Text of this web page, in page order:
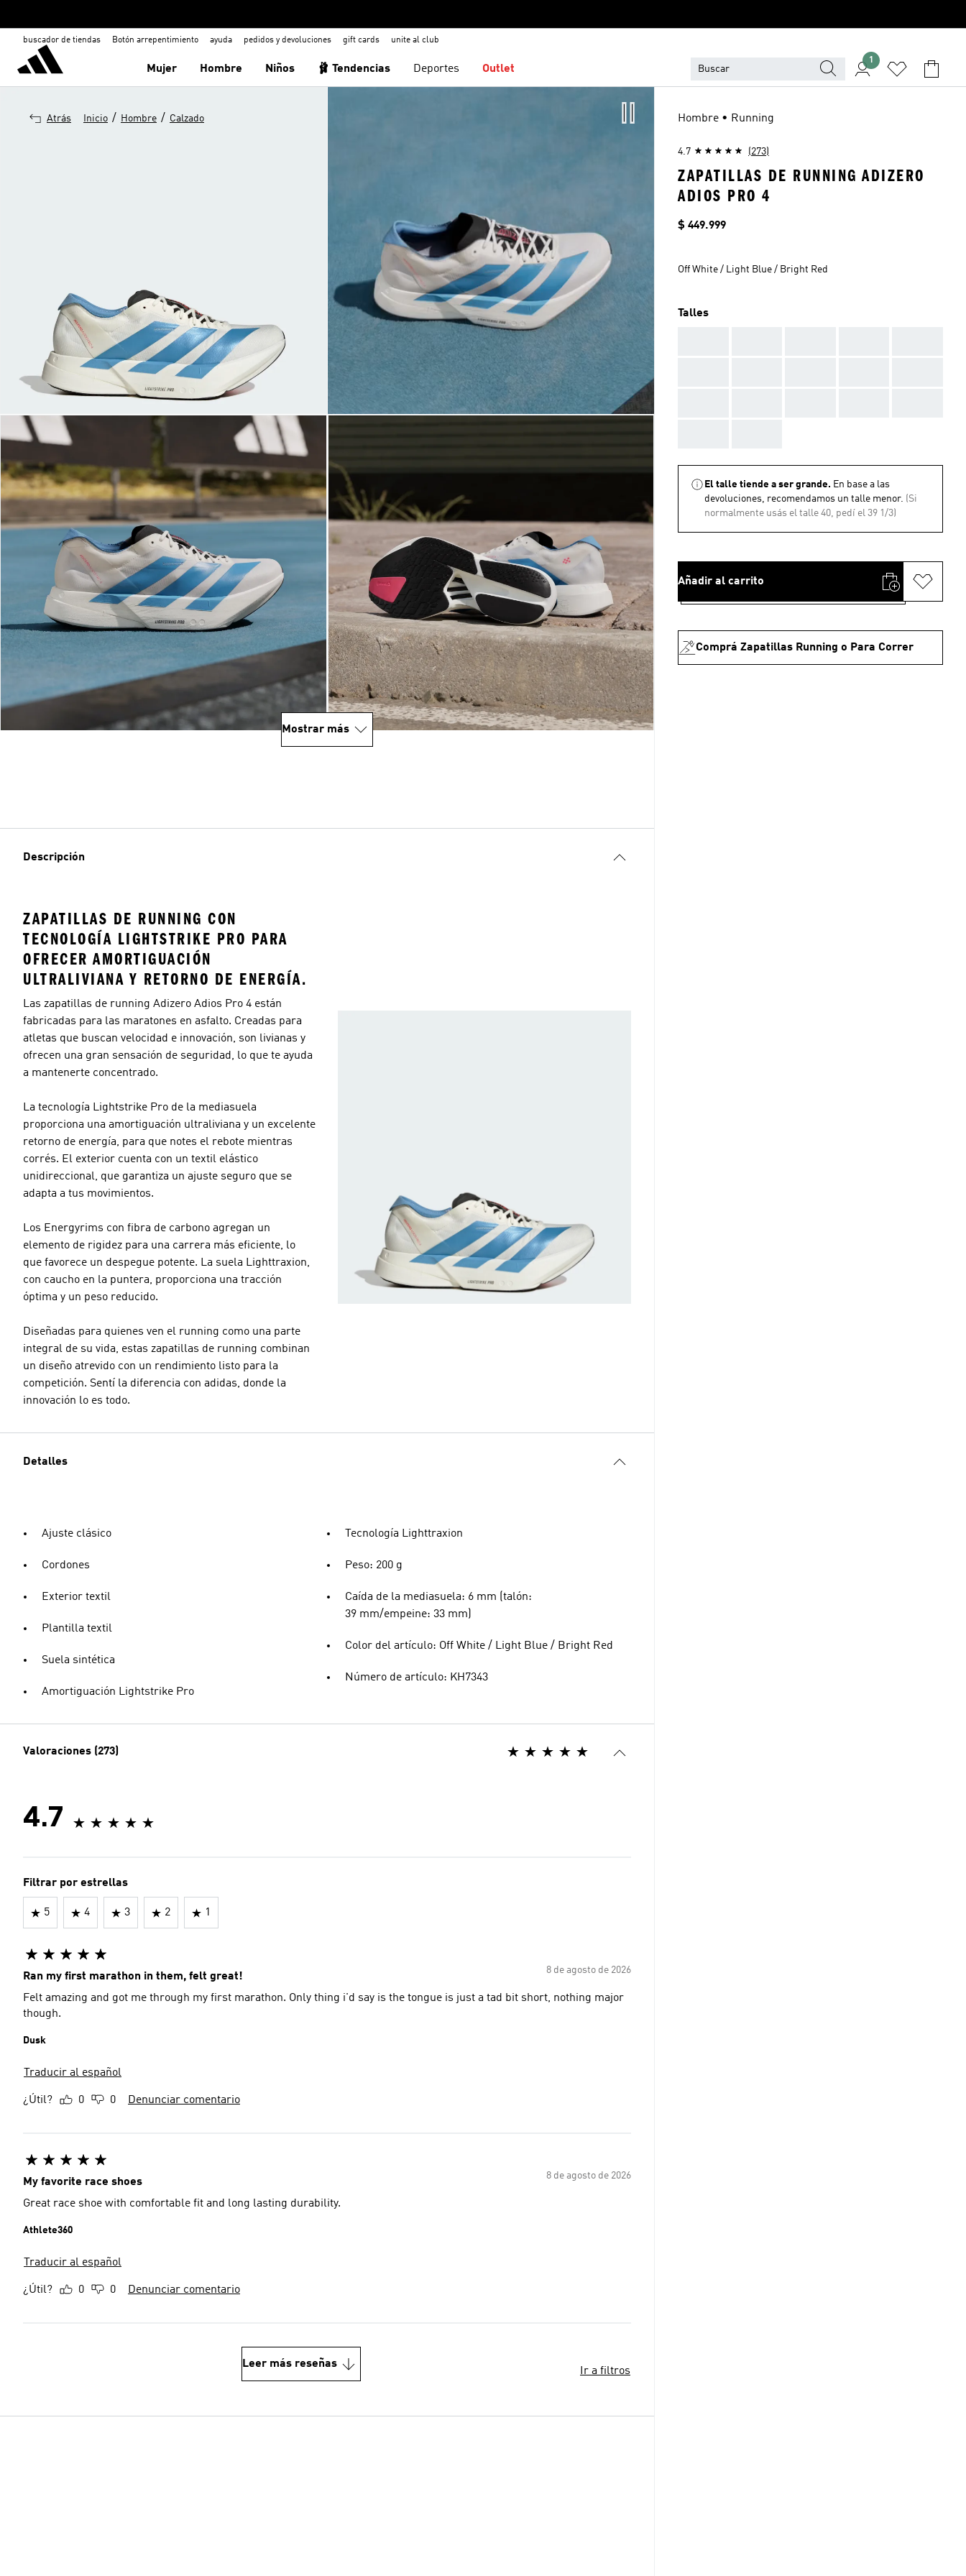
buscador de tiendas Botón arrepentimiento ayuda pedidos y devoluciones gift cards unite al club
Mujer Hombre Niños 🩰 Tendencias Deportes Outlet
1
Atrás Inicio / Hombre / Calzado
Mostrar más
Descripción
ZAPATILLAS DE RUNNING CON
TECNOLOGÍA LIGHTSTRIKE PRO PARA
OFRECER AMORTIGUACIÓN
ULTRALIVIANA Y RETORNO DE ENERGÍA.
Las zapatillas de running Adizero Adios Pro 4 están
fabricadas para las maratones en asfalto. Creadas para
atletas que buscan velocidad e innovación, son livianas y
ofrecen una gran sensación de seguridad, lo que te ayuda
a mantenerte concentrado.
La tecnología Lightstrike Pro de la mediasuela
proporciona una amortiguación ultraliviana y un excelente
retorno de energía, para que notes el rebote mientras
corrés. El exterior cuenta con un textil elástico
unidireccional, que garantiza un ajuste seguro que se
adapta a tus movimientos.
Los Energyrims con fibra de carbono agregan un
elemento de rigidez para una carrera más eficiente, lo
que favorece un despegue potente. La suela Lighttraxion,
con caucho en la puntera, proporciona una tracción
óptima y un peso reducido.
Diseñadas para quienes ven el running como una parte
integral de su vida, estas zapatillas de running combinan
un diseño atrevido con un rendimiento listo para la
competición. Sentí la diferencia con adidas, donde la
innovación lo es todo.
Detalles
Ajuste clásico
Cordones
Exterior textil
Plantilla textil
Suela sintética
Amortiguación Lightstrike Pro
Tecnología Lighttraxion
Peso: 200 g
Caída de la mediasuela: 6 mm (talón:
39 mm/empeine: 33 mm)
Color del artículo: Off White / Light Blue / Bright Red
Número de artículo: KH7343
Valoraciones (273)
4.7
Filtrar por estrellas
5 4 3 2 1
8 de agosto de 2026
Ran my first marathon in them, felt great!
Felt amazing and got me through my first marathon. Only thing i'd say is the tongue is just a tad bit short, nothing major
though.
Dusk
Traducir al español
¿Útil? 0 0 Denunciar comentario
8 de agosto de 2026
My favorite race shoes
Great race shoe with comfortable fit and long lasting durability.
Athlete360
Traducir al español
¿Útil? 0 0 Denunciar comentario
Leer más reseñas
Ir a filtros
Hombre • Running
4.7 (273)
ZAPATILLAS DE RUNNING ADIZERO
ADIOS PRO 4
Precio
$ 449.999
Off White / Light Blue / Bright Red
Talles
El talle tiende a ser grande. En base a las
devoluciones, recomendamos un talle menor. (Si
normalmente usás el talle 40, pedí el 39 1/3)
Añadir al carrito
Comprá Zapatillas Running o Para Correr